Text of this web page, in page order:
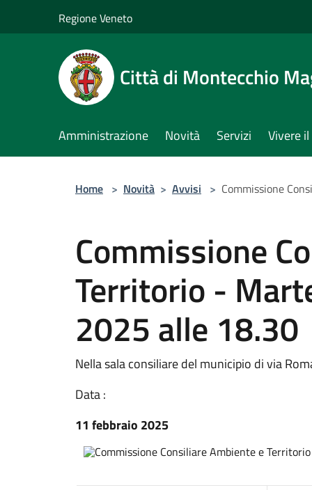
Regione Veneto
Città di Montecchio
Amministrazione Novità Servizi Vivere
Home > Novità > Avvisi > Commissione
Commissione
Territorio -
2025 alle 18.30
Nella sala consiliare del municipio di via
Data :
11 febbraio 2025